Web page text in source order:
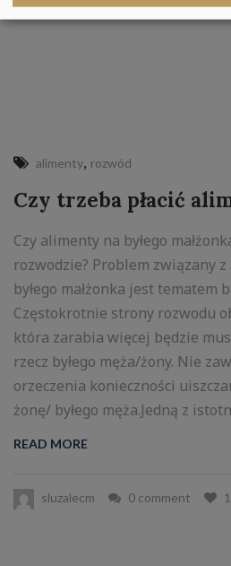
alimenty, rozwód
Czy trzeba płacić
Czy alimenty na byłego
rozwodzie? Problem związany
byłego małżonka jest tematem
Częstokrotnie strony rozwodu
która zarabia więcej będzie
rzecz byłego męża/żony. Nie
orzeczenia konieczności
żonę/ byłego męża.Jedną z
READ MORE
sluzalecm 0 comment